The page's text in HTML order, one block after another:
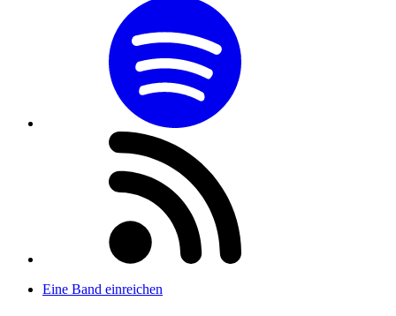
Eine Band einreichen